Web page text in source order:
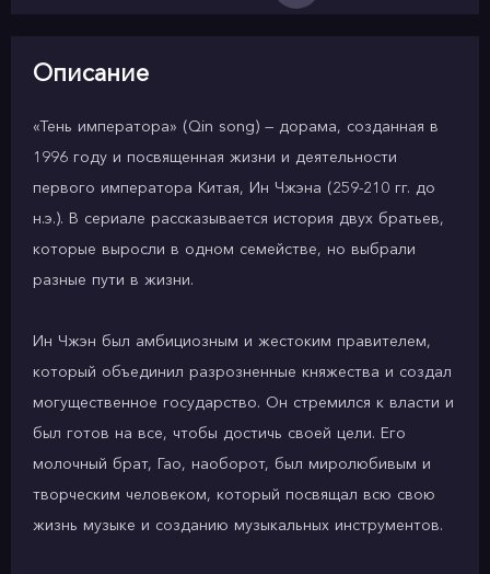
Описание
«Тень императора» (Qin song) — дорама, созданная в
1996 году и посвященная жизни и деятельности
первого императора Китая, Ин Чжэна (259-210 гг. до
н.э.). В сериале рассказывается история двух братьев,
которые выросли в одном семействе, но выбрали
разные пути в жизни.
Ин Чжэн был амбициозным и жестоким правителем,
который объединил разрозненные княжества и создал
могущественное государство. Он стремился к власти и
был готов на все, чтобы достичь своей цели. Его
молочный брат, Гао, наоборот, был миролюбивым и
творческим человеком, который посвящал всю свою
жизнь музыке и созданию музыкальных инструментов.